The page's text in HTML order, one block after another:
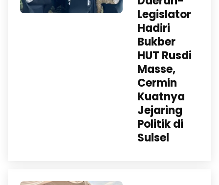
Legislator
Hadiri
Bukber
HUT Rusdi
Masse,
Cermin
Kuatnya
Jejaring
Politik di
Sulsel